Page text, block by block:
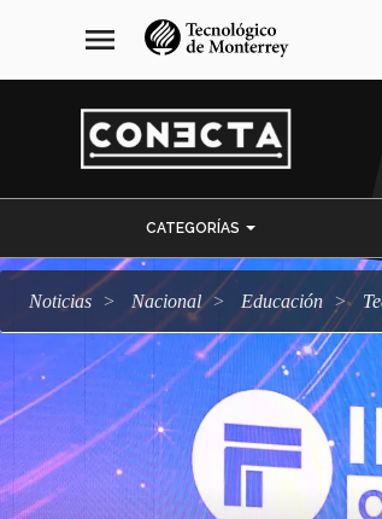
navegación
principal
menu
CATEGORÍAS
Noticias Nacional Educación